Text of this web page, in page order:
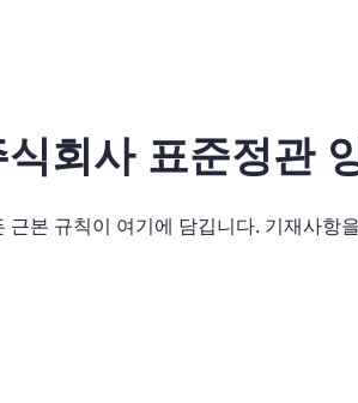
식회사 표준정관
본 규칙이 여기에 담깁니다. 기재사항